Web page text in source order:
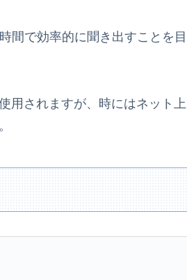
間で効率的に聞き出すことを目
用されますが、時にはネット上